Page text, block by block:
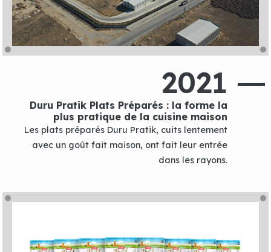
2021
Duru Pratik Plats Préparés : la forme la
plus pratique de la cuisine maison
Les plats préparés Duru Pratik, cuits lentement
avec un goût fait maison, ont fait leur entrée
dans les rayons.